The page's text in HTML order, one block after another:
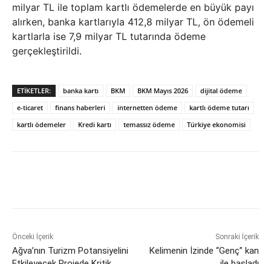
milyar TL ile toplam kartlı ödemelerde en büyük payı
alırken, banka kartlarıyla 412,8 milyar TL, ön ödemeli
kartlarla ise 7,9 milyar TL tutarında ödeme
gerçekleştirildi.
ETIKETLER: banka kartı BKM BKM Mayıs 2026
dijital ödeme
e-ticaret
finans haberleri internetten ödeme
kartlı ödeme tutarı
kartlı ödemeler
Kredi kartı temassız ödeme Türkiye ekonomisi
Önceki İçerik
Ağva’nın Turizm Potansiyelini
Sonraki İçerik
Kelimenin İzinde “Genç” kan